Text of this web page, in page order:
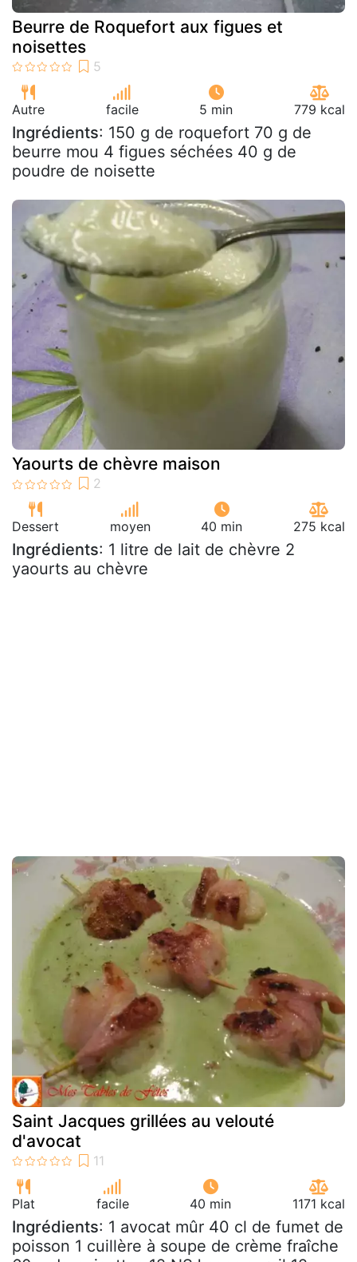
Beurre de Roquefort aux figues et
noisettes
Autre facile 5 min 779 kcal
Ingrédients: 150 g de roquefort 70 g de
beurre mou 4 figues séchées 40 g de
poudre de noisette
Yaourts de chèvre maison
Dessert moyen 40 min 275 kcal
Ingrédients: 1 litre de lait de chèvre 2
yaourts au chèvre
Saint Jacques grillées au velouté
d'avocat
Plat facile 40 min 1171 kcal
Ingrédients: 1 avocat mûr 40 cl de fumet de
poisson 1 cuillère à soupe de crème fraîche